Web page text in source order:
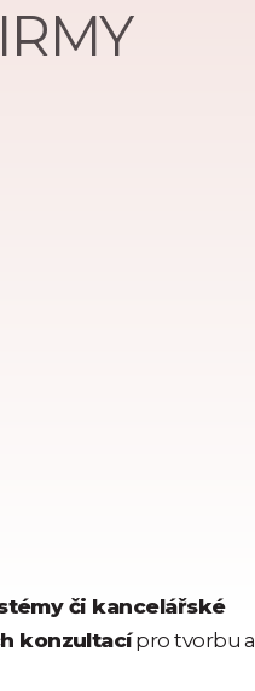
či kancelářské
konzultacípro tvorbu a